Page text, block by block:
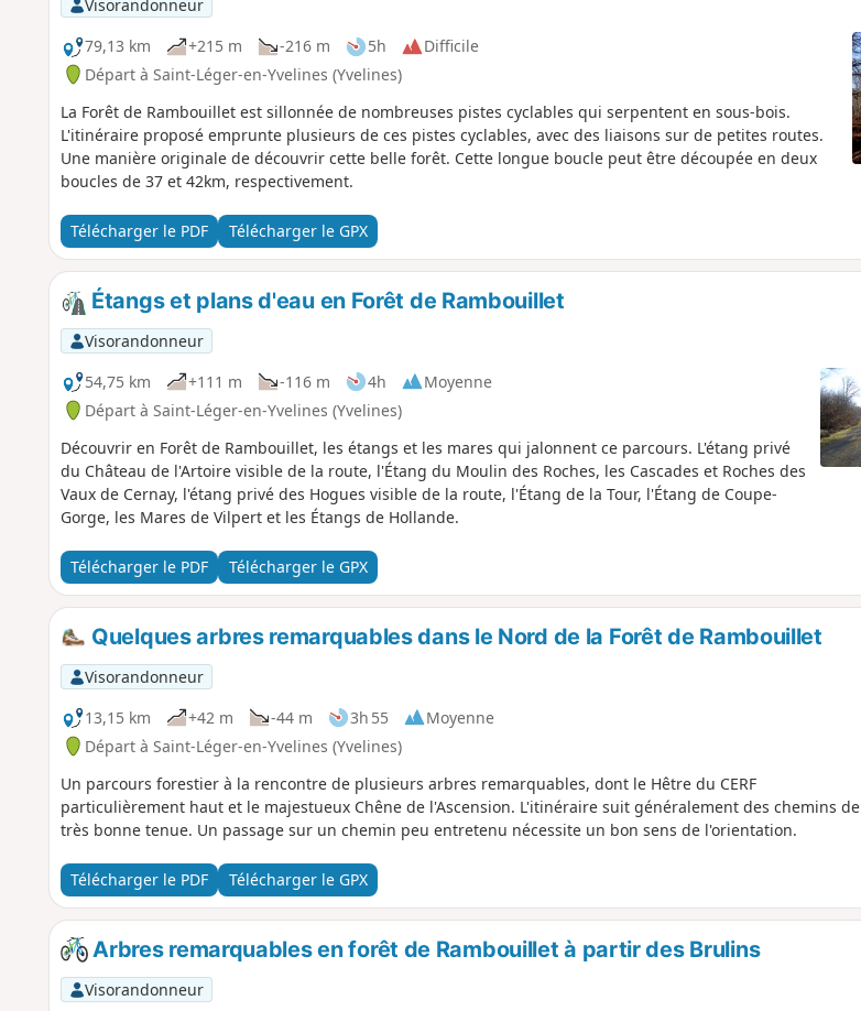
Visorandonneur
79,13 km
+215 m -216 m 5h
Difficile
Départ à Saint-Léger-en-Yvelines (Yvelines)
La Forêt de Rambouillet est sillonnée de nombreuses pistes cyclables qui serpentent en sous-bois.
L'itinéraire proposé emprunte plusieurs de ces pistes cyclables, avec des liaisons sur de petites routes.
Une manière originale de découvrir cette belle forêt. Cette longue boucle peut être découpée en deux
boucles de 37 et 42km, respectivement.
Télécharger le PDF Télécharger le GPX
Étangs et plans d'eau en Forêt de Rambouillet
Visorandonneur
54,75 km
+111 m -116 m 4h
Moyenne
Départ à Saint-Léger-en-Yvelines (Yvelines)
Découvrir en Forêt de Rambouillet, les étangs et les mares qui jalonnent ce parcours. L'étang privé
du Château de l'Artoire visible de la route, l'Étang du Moulin des Roches, les Cascades et Roches des
Vaux de Cernay, l'étang privé des Hogues visible de la route, l'Étang de la Tour, l'Étang de Coupe-
Gorge, les Mares de Vilpert et les Étangs de Hollande.
Télécharger le PDF Télécharger le GPX
Quelques arbres remarquables dans le Nord de la Forêt de Rambouillet
Visorandonneur
13,15 km
+42 m -44 m 3h 55
Moyenne
Départ à Saint-Léger-en-Yvelines (Yvelines)
Un parcours forestier à la rencontre de plusieurs arbres remarquables, dont le Hêtre du CERF
particulièrement haut et le majestueux Chêne de l'Ascension. L'itinéraire suit généralement des chemins de
très bonne tenue. Un passage sur un chemin peu entretenu nécessite un bon sens de l'orientation.
Télécharger le PDF Télécharger le GPX
Arbres remarquables en forêt de Rambouillet à partir des Brulins
Visorandonneur